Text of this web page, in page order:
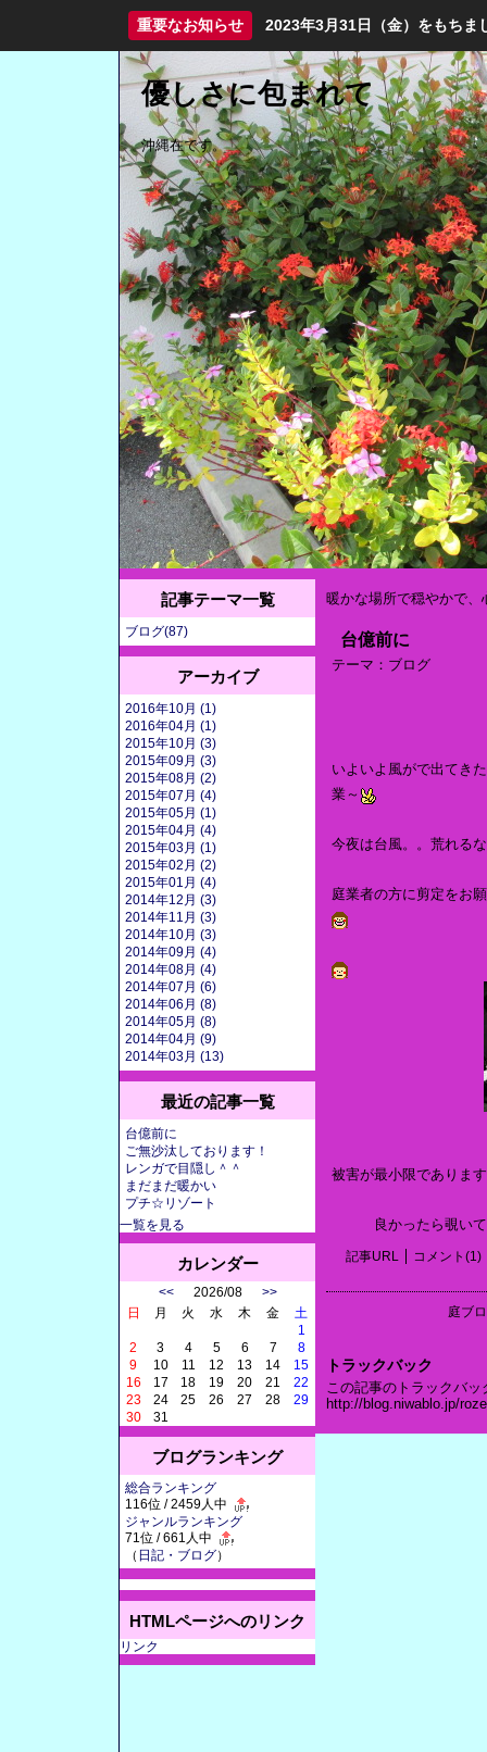
重要なお知らせ 2023年3月31日（金）をもちま
優しさに包まれて
沖縄在です。
暖かな場所で穏やかで
台億前に
テーマ： ブログ
いよいよ風がで出てき
業～
今夜は台風。。荒れる
庭業者の方に剪定をお
被害が最小限でありま
良かったら覗いて
記事URL コメント(1)
庭ブ
トラックバック
この記事のトラックバッ
http://blog.niwablo.jp/
記事テーマ一覧
ブログ(87)
アーカイブ
2016年10月 (1)
2016年04月 (1)
2015年10月 (3)
2015年09月 (3)
2015年08月 (2)
2015年07月 (4)
2015年05月 (1)
2015年04月 (4)
2015年03月 (1)
2015年02月 (2)
2015年01月 (4)
2014年12月 (3)
2014年11月 (3)
2014年10月 (3)
2014年09月 (4)
2014年08月 (4)
2014年07月 (6)
2014年06月 (8)
2014年05月 (8)
2014年04月 (9)
2014年03月 (13)
最近の記事一覧
台億前に
ご無沙汰しております！
レンガで目隠し＾＾
まだまだ暖かい
プチ☆リゾート
一覧を見る
カレンダー
<<2026/08 >>
日
月 火 水 木 金
土
1
2
3 4 5 6 7
8
9
10 11 12 13 14
15
16
17 18 19 20 21
22
23
24 25 26 27 28
29
30
31
ブログランキング
総合ランキング
116位 / 2459人中
ジャンルランキング
71位 / 661人中
（ 日記・ブログ）
HTMLページへのリンク
リンク